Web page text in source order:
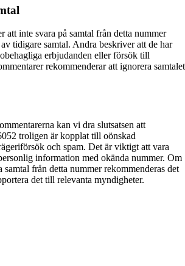
att inte svara på samtal från detta nummer
tidigare samtal. Andra beskriver att de har
erbjudanden eller försök till
rekommenderar att ignorera samtalet
kan vi dra slutsatsen att
troligen är kopplat till oönskad
och spam. Det är viktigt att vara
information med okända nummer. Om
från detta nummer rekommenderas det
det till relevanta myndigheter.